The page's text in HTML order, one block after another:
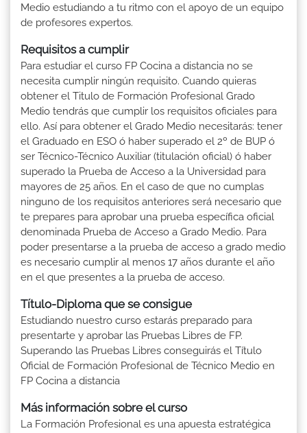
Medio estudiando a tu ritmo con el apoyo de un equipo
de profesores expertos.
Requisitos a cumplir
Para estudiar el curso FP Cocina a distancia no se
necesita cumplir ningún requisito. Cuando quieras
obtener el Titulo de Formación Profesional Grado
Medio tendrás que cumplir los requisitos oficiales para
ello. Así para obtener el Grado Medio necesitarás: tener
el Graduado en ESO ó haber superado el 2º de BUP ó
ser Técnico-Técnico Auxiliar (titulación oficial) ó haber
superado la Prueba de Acceso a la Universidad para
mayores de 25 años. En el caso de que no cumplas
ninguno de los requisitos anteriores será necesario que
te prepares para aprobar una prueba específica oficial
denominada Prueba de Acceso a Grado Medio. Para
poder presentarse a la prueba de acceso a grado medio
es necesario cumplir al menos 17 años durante el año
en el que presentes a la prueba de acceso.
Título-Diploma que se consigue
Estudiando nuestro curso estarás preparado para
presentarte y aprobar las Pruebas Libres de FP.
Superando las Pruebas Libres conseguirás el Título
Oficial de Formación Profesional de Técnico Medio en
FP Cocina a distancia
Más información sobre el curso
La Formación Profesional es una apuesta estratégica